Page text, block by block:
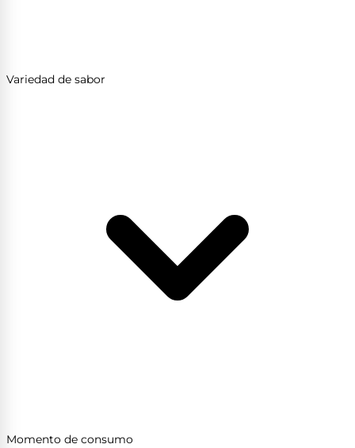
Variedad de sabor
Momento de consumo